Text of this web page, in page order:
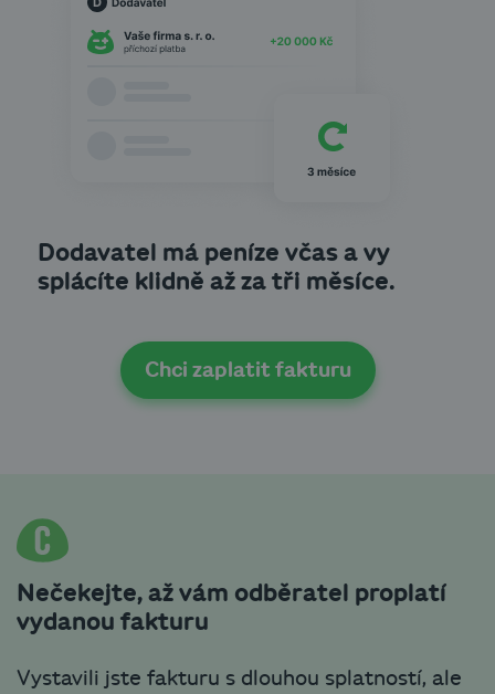
Dodavatel má peníze včas a vy
splácíte klidně až za tři měsíce.
Chci zaplatit fakturu
Nečekejte, až vám odběratel proplatí
vydanou fakturu
Vystavili jste fakturu s dlouhou splatností, ale